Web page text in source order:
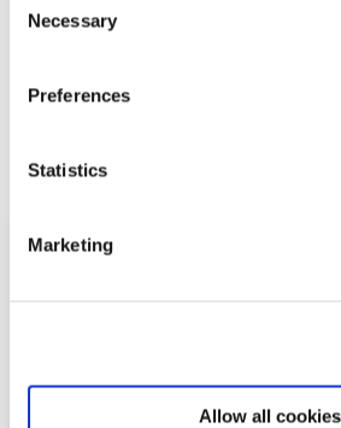
Necessary
Preferences
Statistics
Marketing
Allow all cookies
vores elproduktion med grøn strøm
energiteknologi. Danmark er det